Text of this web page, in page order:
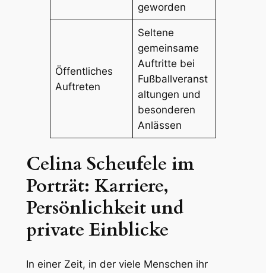
geworden
Öffentliches
Auftreten
Seltene
gemeinsame
Auftritte bei
Fußballveranst
altungen und
besonderen
Anlässen
Celina Scheufele im
Porträt: Karriere,
Persönlichkeit und
private Einblicke
In einer Zeit, in der viele Menschen ihr